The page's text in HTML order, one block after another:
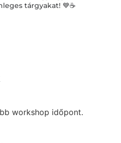
tárgyakat! 💙☕️
workshop időpont.